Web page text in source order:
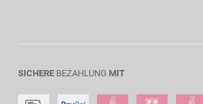
SICHERE BEZAHLUNG MIT